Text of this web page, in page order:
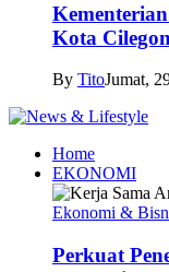
Kota Cilegon
By TitoJumat,
Home
EKONOMI
Ekonomi &
Perkuat